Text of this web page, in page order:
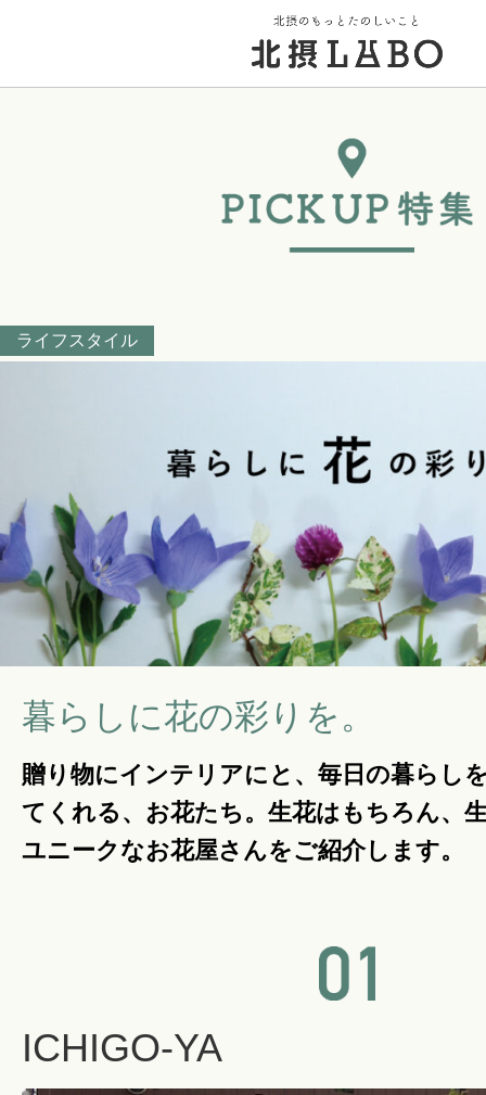
北摂のイベント
暮らしのこと
暮らしのキホン
暮らしのデザイン
暮らしのメンテナンス
お知らせ
ライフスタイル
暮らしに花の彩りを。
贈り物にインテリアにと、毎日の暮らし
てくれる、お花たち。生花はもちろん、
ユニークなお花屋さんをご紹介します。
ICHIGO-YA